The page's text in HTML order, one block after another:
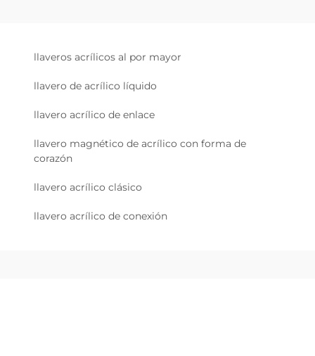
llaveros acrílicos al por mayor
llavero de acrílico líquido
llavero acrílico de enlace
llavero magnético de acrílico con forma de
corazón
llavero acrílico clásico
llavero acrílico de conexión